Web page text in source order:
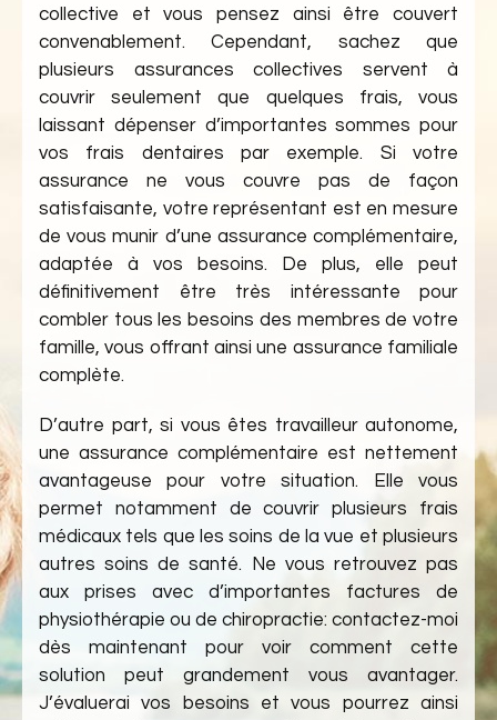
collective et vous pensez ainsi être couvert
convenablement. Cependant, sachez que
plusieurs assurances collectives servent à
couvrir seulement que quelques frais, vous
laissant dépenser d’importantes sommes pour
vos frais dentaires par exemple. Si votre
assurance ne vous couvre pas de façon
satisfaisante, votre représentant est en mesure
de vous munir d’une assurance complémentaire,
adaptée à vos besoins. De plus, elle peut
définitivement être très intéressante pour
combler tous les besoins des membres de votre
famille, vous offrant ainsi une assurance familiale
complète.
D’autre part, si vous êtes travailleur autonome,
une assurance complémentaire est nettement
avantageuse pour votre situation. Elle vous
permet notamment de couvrir plusieurs frais
médicaux tels que les soins de la vue et plusieurs
autres soins de santé. Ne vous retrouvez pas
aux prises avec d’importantes factures de
physiothérapie ou de chiropractie: contactez-moi
dès maintenant pour voir comment cette
solution peut grandement vous avantager.
J’évaluerai vos besoins et vous pourrez ainsi